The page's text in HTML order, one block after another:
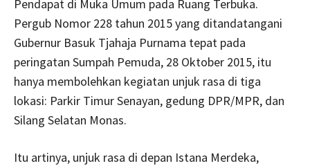
Pendapat di Muka Umum pada Ruang Terbuka.
Pergub Nomor 228 tahun 2015 yang ditandatangani
Gubernur Basuk Tjahaja Purnama tepat pada
peringatan Sumpah Pemuda, 28 Oktober 2015, itu
hanya membolehkan kegiatan unjuk rasa di tiga
lokasi: Parkir Timur Senayan, gedung DPR/MPR, dan
Silang Selatan Monas.
Itu artinya, unjuk rasa di depan Istana Merdeka,